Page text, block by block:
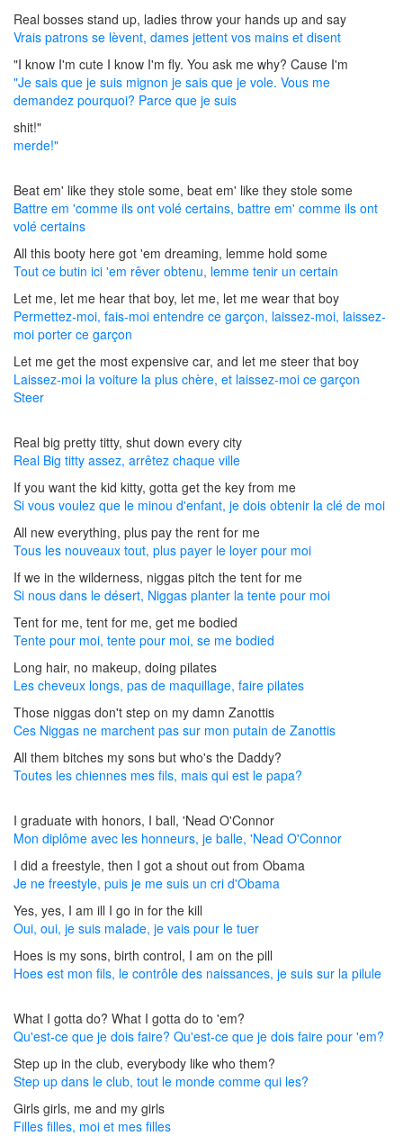
Real bosses stand up, ladies throw your hands up and say
Vrais patrons se lèvent, dames jettent vos mains et disent
"I know I'm cute I know I'm fly. You ask me why? Cause I'm
"Je sais que je suis mignon je sais que je vole. Vous me
demandez pourquoi? Parce que je suis
shit!"
merde!"
Beat em' like they stole some, beat em' like they stole some
Battre em 'comme ils ont volé certains, battre em' comme ils ont
volé certains
All this booty here got 'em dreaming, lemme hold some
Tout ce butin ici 'em rêver obtenu, lemme tenir un certain
Let me, let me hear that boy, let me, let me wear that boy
Permettez-moi, fais-moi entendre ce garçon, laissez-moi, laissez-
moi porter ce garçon
Let me get the most expensive car, and let me steer that boy
Laissez-moi la voiture la plus chère, et laissez-moi ce garçon
Steer
Real big pretty titty, shut down every city
Real Big titty assez, arrêtez chaque ville
If you want the kid kitty, gotta get the key from me
Si vous voulez que le minou d'enfant, je dois obtenir la clé de moi
All new everything, plus pay the rent for me
Tous les nouveaux tout, plus payer le loyer pour moi
If we in the wilderness, niggas pitch the tent for me
Si nous dans le désert, Niggas planter la tente pour moi
Tent for me, tent for me, get me bodied
Tente pour moi, tente pour moi, se me bodied
Long hair, no makeup, doing pilates
Les cheveux longs, pas de maquillage, faire pilates
Those niggas don't step on my damn Zanottis
Ces Niggas ne marchent pas sur mon putain de Zanottis
All them bitches my sons but who's the Daddy?
Toutes les chiennes mes fils, mais qui est le papa?
I graduate with honors, I ball, 'Nead O'Connor
Mon diplôme avec les honneurs, je balle, 'Nead O'Connor
I did a freestyle, then I got a shout out from Obama
Je ne freestyle, puis je me suis un cri d'Obama
Yes, yes, I am ill I go in for the kill
Oui, oui, je suis malade, je vais pour le tuer
Hoes is my sons, birth control, I am on the pill
Hoes est mon fils, le contrôle des naissances, je suis sur la pilule
What I gotta do? What I gotta do to 'em?
Qu'est-ce que je dois faire? Qu'est-ce que je dois faire pour 'em?
Step up in the club, everybody like who them?
Step up dans le club, tout le monde comme qui les?
Girls girls, me and my girls
Filles filles, moi et mes filles